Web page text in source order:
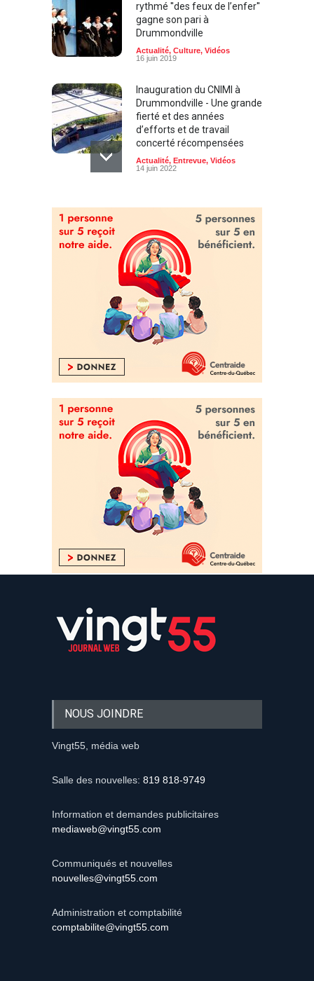
rythmé ''des feux de l’enfer''
gagne son pari à
Drummondville
Actualité, Culture, Vidéos
16 juin 2019
Inauguration du CNIMI à
Drummondville - Une grande
fierté et des années
d’efforts et de travail
concerté récompensées
Actualité, Entrevue, Vidéos
14 juin 2022
Période d’inscriptions aux
AEC Techniques d’éclairage
de scène et Création sonore
multimédia
Actualité,Culture
19 avril 2019
Le RubikCon ça commence
aujourd’hui ! un rendez-vous
à ne pas manquer tout le
week-end au Cégep de
Drummondville
NOUS JOINDRE
Vingt55, média web
Salle des nouvelles: 819 818-9749
Information et demandes publicitaires
mediaweb@vingt55.com
Communiqués et nouvelles
nouvelles@vingt55.com
Administration et comptabilité
comptabilite@vingt55.com